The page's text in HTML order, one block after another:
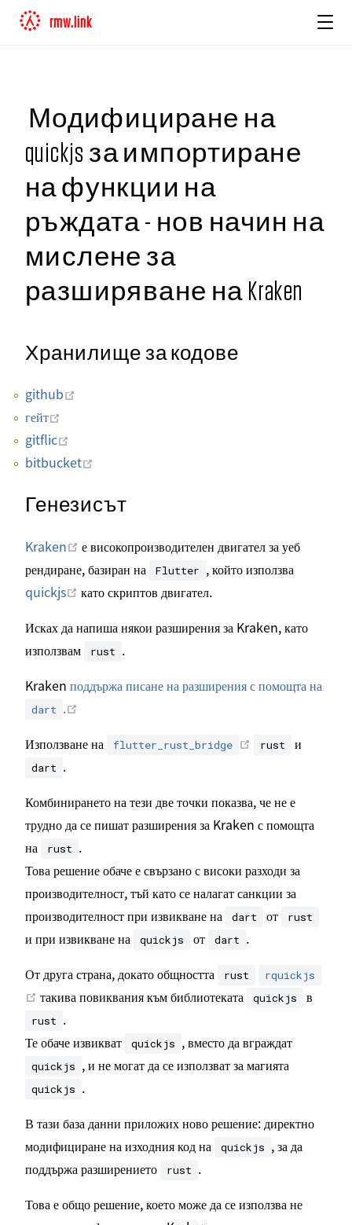
rmw.link
Модифициране на
quickjs за импортиране
на функции на
ръждата - нов начин на
мислене за
разширяване на Kraken
Хранилище за кодове
github
гейт
gitflic
bitbucket
Генезисът
Kraken Отваряне в нов прозорец
е високопроизводителен двигател за уеб
рендиране, базиран на
Flutter , който използва
quickjs
Отваряне в нов прозорец
като скриптов двигател.
Исках да напиша някои разширения за Kraken, като
използвам
rust .
Kraken поддържа писане на разширения с помощта на
dart .
Използване на
flutter_rust_bridge Отваряне в нов
rust и
dart .
Комбинирането на тези две точки показва, че не е
трудно да се пишат разширения за Kraken с помощта
на
rust .
Това решение обаче е свързано с високи разходи за
производителност, тъй като се налагат санкции за
производителност при извикване на
dart от rust
и при извикване на quickjs от dart .
От друга страна, докато общността
rust rquickjs
Отваряне в нов прозорец
такива повиквания към библиотеката quickjs в
rust .
Те обаче извикват
quickjs , вместо да вграждат
quickjs , и не могат да се използват за магията
quickjs .
В тази база данни приложих ново решение: директно
модифициране на изходния код на
quickjs , за да
поддържа разширението
rust .
Това е общо решение, което може да се използва не